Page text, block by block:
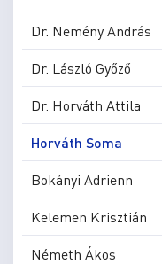
Dr. Nemény András
Dr. László Győző
Dr. Horváth Attila
Horváth Soma
Bokányi Adrienn
Kelemen Krisztián
Németh Ákos